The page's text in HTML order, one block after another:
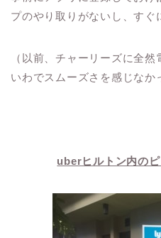
プのやり取りがないし、すぐ
（以前、チャーリーズに全
いわでスムーズさを感じなか
uberヒルトン内の